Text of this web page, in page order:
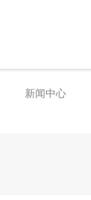
新闻中心